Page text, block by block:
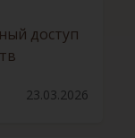
доступ
23.03.2026